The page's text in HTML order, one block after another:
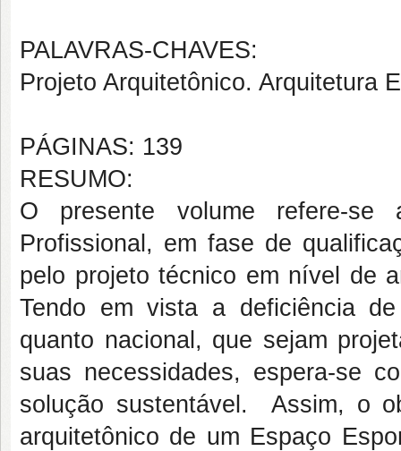
PALAVRAS-CHAVES:
Projeto Arquitetônico. Arquitetura
PÁGINAS: 139
RESUMO:
O presente volume refere-se
Profissional, em fase de
pelo projeto técnico em nível de
Tendo em vista a deficiência
quanto nacional, que sejam
suas necessidades, espera-se
solução sustentável. Assim, o
arquitetônico de um Espaço